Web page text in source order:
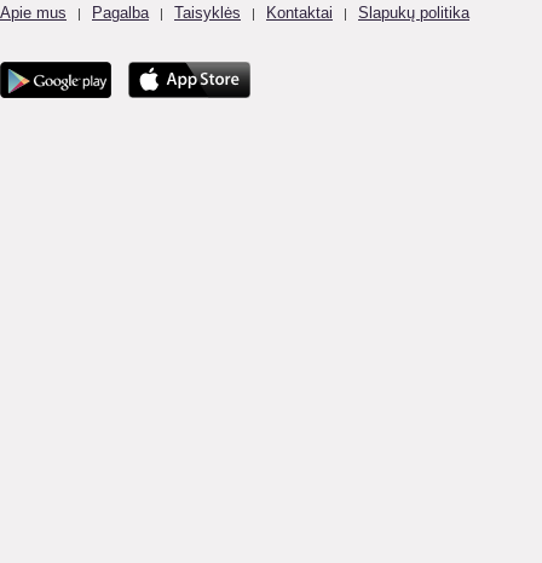
Apie mus | Pagalba | Taisyklės | Kontaktai | Slapukų politika